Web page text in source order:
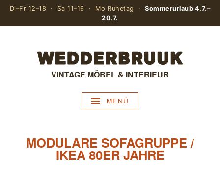
Di–Fr 12–18 · Sa 11–16 · Mo Ruhetag ·Sommerurlaub 4.7.–
20.7.
VINTAGE MÖBEL & INTERIEUR
MENÜ
MODULARE SOFAGRUPPE /
IKEA 80ER JAHRE